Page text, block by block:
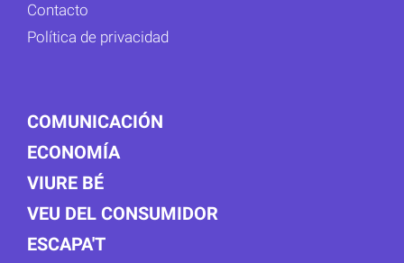
Contacto
Política de privacidad
COMUNICACIÓN
ECONOMÍA
VIURE BÉ
VEU DEL CONSUMIDOR
ESCAPA'T